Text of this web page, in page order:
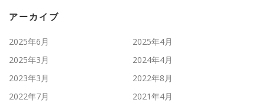
アーカイブ
2025年6月
2025年4月
2025年3月
2024年4月
2023年3月
2022年8月
2022年7月
2021年4月